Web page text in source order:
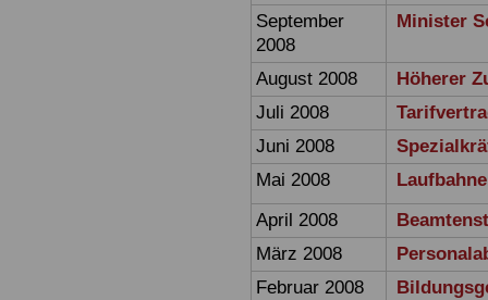
September
2008
Minister
August 2008
Höherer
Juli 2008
Juni 2008
Mai 2008
April 2008
März 2008
Februar 2008